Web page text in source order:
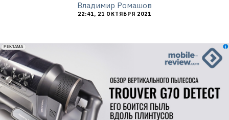
Владимир Ромашов
22:41, 21 ОКТЯБРЯ 2021
erid: 2VfnxxmNzs5
РЕКЛАМА